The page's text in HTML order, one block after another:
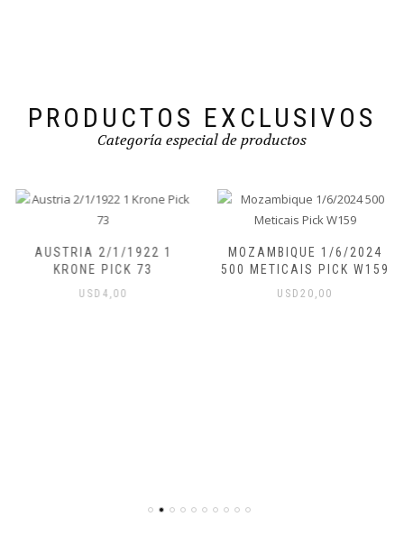
PRODUCTOS EXCLUSIVOS
Categoría especial de productos
AUSTRIA 2/1/1922 1
KRONE PICK 73
USD 4,00
MOZAMBIQUE 1/6/2024
500 METICAIS PICK W159
USD 20,00